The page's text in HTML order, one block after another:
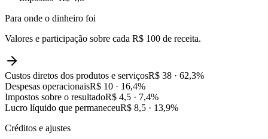
Para onde o dinheiro foi
Valores e participação sobre cada R$ 100 de receita.
Custos diretos dos produtos e serviçosR$ 38 · 62,3%
Despesas operacionaisR$ 10 · 16,4%
Impostos sobre o resultadoR$ 4,5 · 7,4%
Lucro líquido que permaneceuR$ 8,5 · 13,9%
Créditos e ajustes